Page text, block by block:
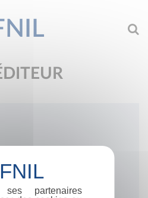
partenaires